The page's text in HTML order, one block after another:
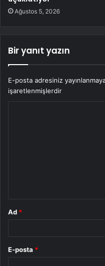
Ağustos 5, 2026
Bir yanıt yazın
E-posta adresiniz
işaretlenmişlerdir
Ad *
E-posta *